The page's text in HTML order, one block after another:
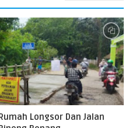
Longsor Dan Jalan